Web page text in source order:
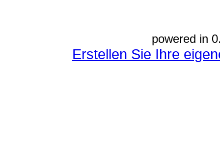
powered in
Erstellen Sie Ihre